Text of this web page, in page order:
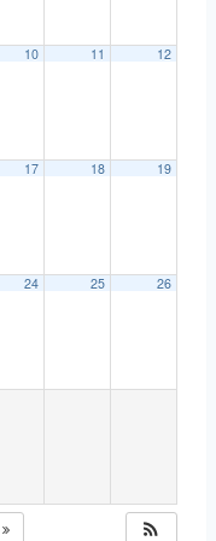
10 11 12
17 18 19
24 25 26